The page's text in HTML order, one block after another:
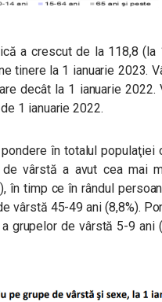
a crescut de la 118,8 (la
tinere la 1 ianuarie 2023.
decât la 1 ianuarie
1 ianuarie 2022.
în totalul populaţiei
vârstă a avut cea mai
în timp ce în rândul
vârstă 45-49 ani (8,8%).
grupelor de vârstă 5-9 ani